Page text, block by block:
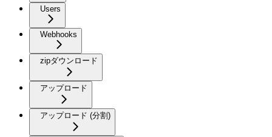
Users
Webhooks
zipダウンロード
アップロード
アップロード (分割)